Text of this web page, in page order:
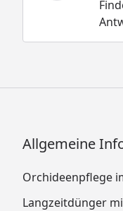
Allgemeine
Orchideenpflege
Langzeitdünger